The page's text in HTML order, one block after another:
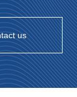
le milieu des
des liens
réalité de
des
précipite les
la première
l’Orient qui
us